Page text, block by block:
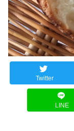
Twitter
LINE